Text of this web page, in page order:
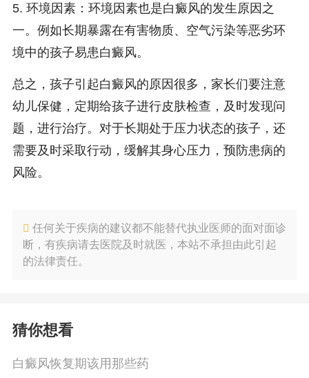
5. 环境因素：环境因素也是白癜风的发生原因之
一。例如长期暴露在有害物质、空气污染等恶劣环
境中的孩子易患白癜风。
总之，孩子引起白癜风的原因很多，家长们要注意
幼儿保健，定期给孩子进行皮肤检查，及时发现问
题，进行治疗。对于长期处于压力状态的孩子，还
需要及时采取行动，缓解其身心压力，预防患病的
风险。
任何关于疾病的建议都不能替代执业医师的面对面诊
断，有疾病请去医院及时就医，本站不承担由此引起
的法律责任。
猜你想看
白癜风恢复期该用那些药